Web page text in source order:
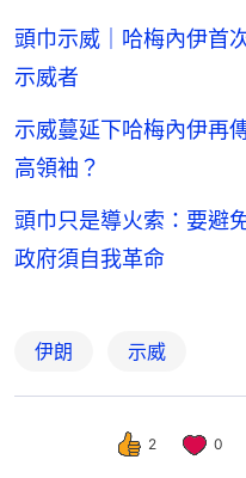
頭巾示威｜哈梅內伊首
示威者
示威蔓延下哈梅內伊再
高領袖？
頭巾只是導火索：要
政府須自我革命
伊朗 示威
2 0